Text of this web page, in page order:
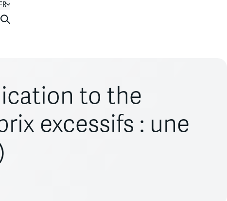
to the
excessifs : une